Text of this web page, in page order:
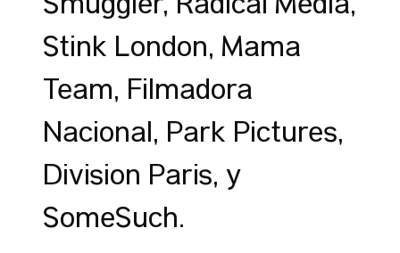
Smuggler, Radical Media,
Stink London, Mama
Team, Filmadora
Nacional, Park Pictures,
Division Paris, y
SomeSuch.